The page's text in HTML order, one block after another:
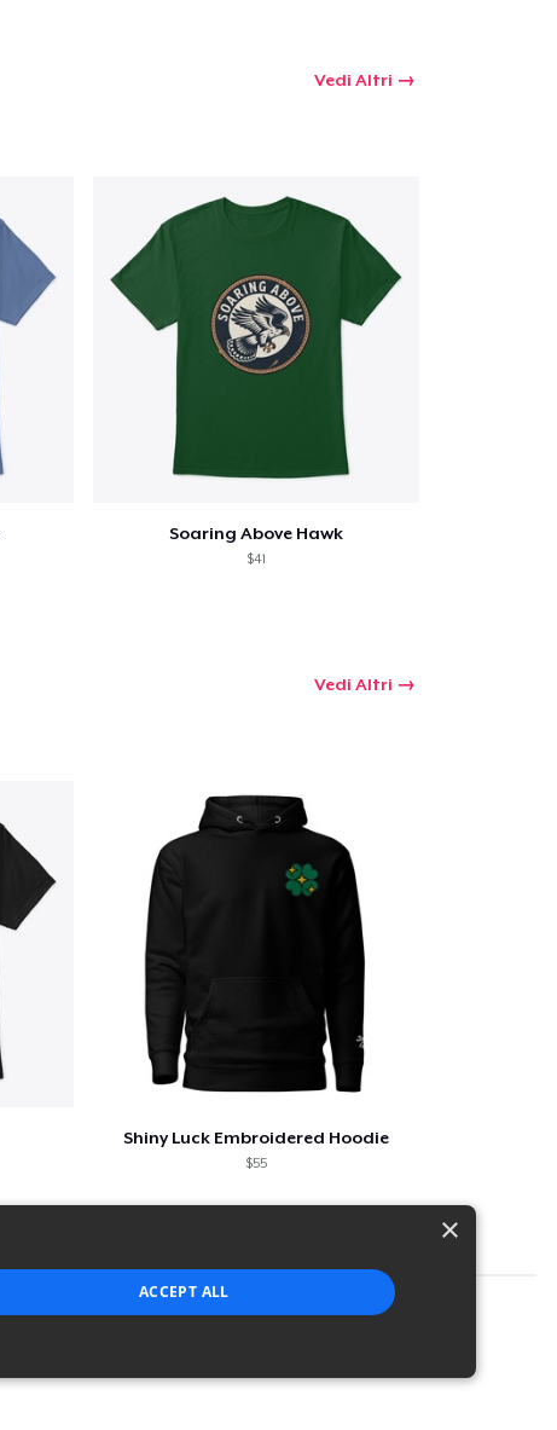
Vedi Altri
Soaring Above Hawk
$41
Vedi Altri
Shiny Luck Embroidered Hoodie
$55
×
ACCEPT ALL